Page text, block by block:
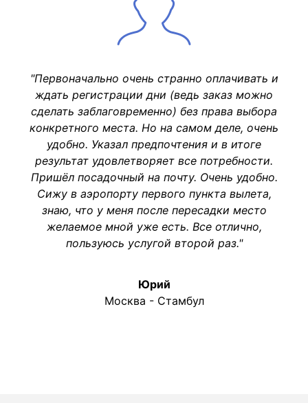
"Первоначально очень странно оплачивать и
ждать регистрации дни (ведь заказ можно
сделать заблаговременно) без права выбора
конкретного места. Но на самом деле, очень
удобно. Указал предпочтения и в итоге
результат удовлетворяет все потребности.
Пришёл посадочный на почту. Очень удобно.
Сижу в аэропорту первого пункта вылета,
знаю, что у меня после пересадки место
желаемое мной уже есть. Все отлично,
пользуюсь услугой второй раз."
Юрий
Москва - Стамбул